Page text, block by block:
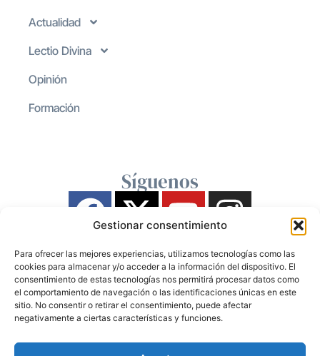
Gestionar consentimiento
Para ofrecer las mejores experiencias, utilizamos tecnologías como las
cookies para almacenar y/o acceder a la información del dispositivo. El
consentimiento de estas tecnologías nos permitirá procesar datos como
el comportamiento de navegación o las identificaciones únicas en este
sitio. No consentir o retirar el consentimiento, puede afectar
negativamente a ciertas características y funciones.
Actualidad
Lectio Divina
Opinión
Formación
Síguenos